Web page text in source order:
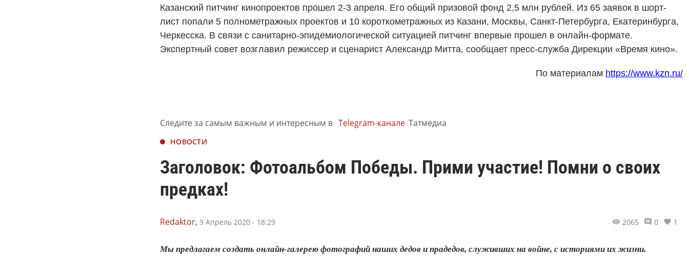
Казанский питчинг кинопроектов прошел 2-3 апреля. Его общий призовой фонд 2,5 млн рублей. Из 65 заявок в шорт-
лист попали 5 полнометражных проектов и 10 короткометражных из Казани, Москвы, Санкт-Петербурга, Екатеринбурга,
Черкесска. В связи с санитарно-эпидемиологической ситуацией питчинг впервые прошел в онлайн-формате.
Экспертный совет возглавил режиссер и сценарист Александр Митта, сообщает пресс-служба Дирекции «Время кино».
По материалам https://www.kzn.ru/
Следите за самым важным и интересным в Telegram-канале Татмедиа
НОВОСТИ
Заголовок: Фотоальбом Победы. Прими участие! Помни о своих
предках!
Redaktor, 9 Апрель 2020 - 18:29 2065 0 1
Мы предлагаем создать онлайн-галерею фотографий наших дедов и прадедов, служивших на войне, с историями их жизни.